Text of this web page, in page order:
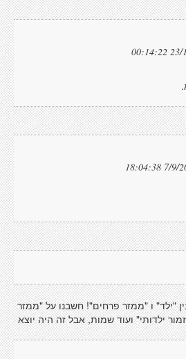
23/1/
7/9/2005
"ילד" ו "ממזר פרחים"! חשבנו על "ממזר
ילדותי" ועוד שמות, אבל זה היה יוצא